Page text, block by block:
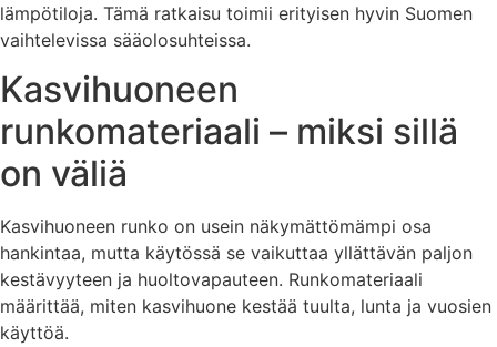
lämpötiloja. Tämä ratkaisu toimii erityisen hyvin Suomen
vaihtelevissa sääolosuhteissa.
Kasvihuoneen
runkomateriaali – miksi sillä
on väliä
Kasvihuoneen runko on usein näkymättömämpi osa
hankintaa, mutta käytössä se vaikuttaa yllättävän paljon
kestävyyteen ja huoltovapauteen. Runkomateriaali
määrittää, miten kasvihuone kestää tuulta, lunta ja vuosien
käyttöä.